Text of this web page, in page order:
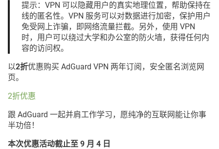
提示：VPN 可以隐藏用户的真实地理位置，帮助保持在
线的匿名性。VPN 服务可以对数据进行加密，保护用户
免受网上诈骗，即网络流量拦截。另外，使用 VPN
时，用户可以绕过大学和办公室的防火墙，获得任何内
容的访问权。
以2折优惠购买 AdGuard VPN 两年订阅，安全匿名浏览网
页。
2折优惠
跟 AdGuard 一起并肩工作学习，愿纯净的互联网能让你事
半功倍！
本次优惠活动截止至 9 月 4 日